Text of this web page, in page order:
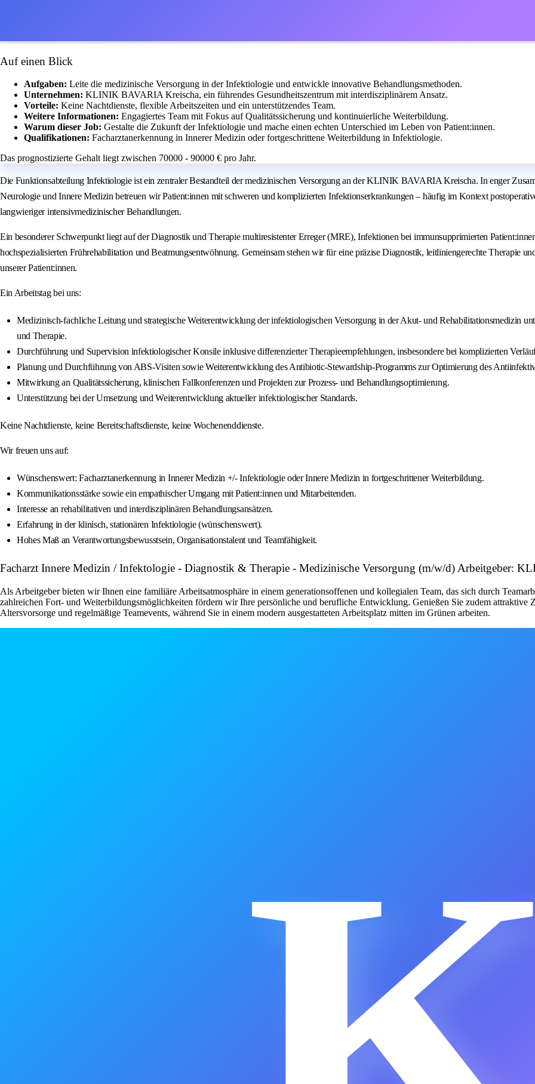
Auf einen Blick
Aufgaben: Leite die medizinische Versorgung in der Infektiologie und entwickle innovative Behandlungsmethoden.
Unternehmen: KLINIK BAVARIA Kreischa, ein führendes Gesundheitszentrum mit interdisziplinärem Ansatz.
Vorteile: Keine Nachtdienste, flexible Arbeitszeiten und ein unterstützendes Team.
Weitere Informationen: Engagiertes Team mit Fokus auf Qualitätssicherung und kontinuierliche Weiterbildung.
Warum dieser Job: Gestalte die Zukunft der Infektiologie und mache einen echten Unterschied im Leben von Patient:innen.
Qualifikationen: Facharztanerkennung in Innerer Medizin oder fortgeschrittene Weiterbildung in Infektiologie.
Das prognostizierte Gehalt liegt zwischen 70000 - 90000 € pro Jahr.
Die Funktionsabteilung Infektiologie ist ein zentraler Bestandteil der medizinischen Versorgung an der KLINIK BAVARIA Kreischa. In enger
Neurologie und Innere Medizin betreuen wir Patient:innen mit schweren und komplizierten Infektionserkrankungen – häufig im Kontext
langwieriger intensivmedizinischer Behandlungen.
Ein besonderer Schwerpunkt liegt auf der Diagnostik und Therapie multiresistenter Erreger (MRE), Infektionen bei immunsupprimierten
hochspezialisierten Frührehabilitation und Beatmungsentwöhnung. Gemeinsam stehen wir für eine präzise Diagnostik, leitliniengerechte Therapie
unserer Patient:innen.
Ein Arbeitstag bei uns:
Medizinisch-fachliche Leitung und strategische Weiterentwicklung der infektiologischen Versorgung in der Akut- und Rehabilitationsmedizin
und Therapie.
Durchführung und Supervision infektiologischer Konsile inklusive differenzierter Therapieempfehlungen, insbesondere bei komplizierten
Planung und Durchführung von ABS-Visiten sowie Weiterentwicklung des Antibiotic-Stewardship-Programms zur Optimierung des
Mitwirkung an Qualitätssicherung, klinischen Fallkonferenzen und Projekten zur Prozess- und Behandlungsoptimierung.
Unterstützung bei der Umsetzung und Weiterentwicklung aktueller infektiologischer Standards.
Keine Nachtdienste, keine Bereitschaftsdienste, keine Wochenenddienste.
Wir freuen uns auf:
Wünschenswert: Facharztanerkennung in Innerer Medizin +/- Infektiologie oder Innere Medizin in fortgeschrittener Weiterbildung.
Kommunikationsstärke sowie ein empathischer Umgang mit Patient:innen und Mitarbeitenden.
Interesse an rehabilitativen und interdisziplinären Behandlungsansätzen.
Erfahrung in der klinisch, stationären Infektiologie (wünschenswert).
Hohes Maß an Verantwortungsbewusstsein, Organisationstalent und Teamfähigkeit.
Facharzt Innere Medizin / Infektologie - Diagnostik & Therapie - Medizinische Versorgung (m/w/d) Arbeitgeber:
Als Arbeitgeber bieten wir Ihnen eine familiäre Arbeitsatmosphäre in einem generationsoffenen und kollegialen Team, das sich durch
zahlreichen Fort- und Weiterbildungsmöglichkeiten fördern wir Ihre persönliche und berufliche Entwicklung. Genießen Sie zudem attraktive
Altersvorsorge und regelmäßige Teamevents, während Sie in einem modern ausgestatteten Arbeitsplatz mitten im Grünen arbeiten.